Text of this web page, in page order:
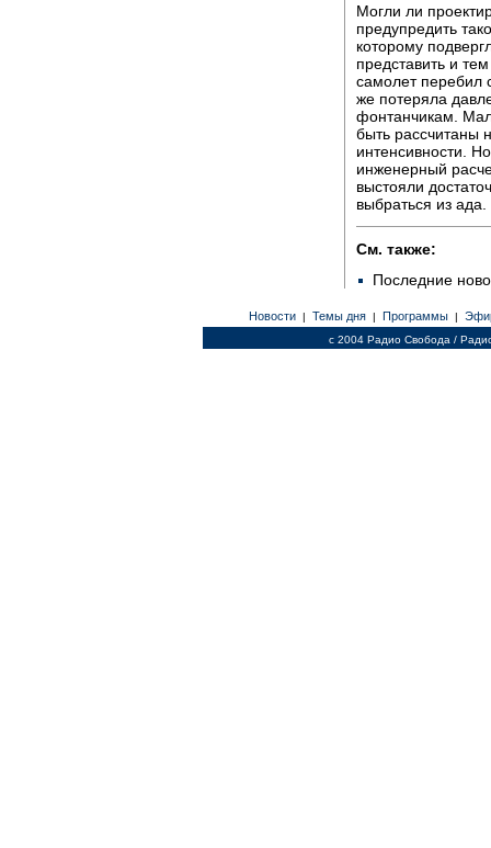
Могли ли
предупредить
которому
представить и
самолет перебил
же потеряла
фонтанчикам.
быть рассчитаны
интенсивности.
инженерный
выстояли
выбраться из ада.
См. также:
Последние
Новости | Темы дня | Программы |
c 2004 Радио Свобода /